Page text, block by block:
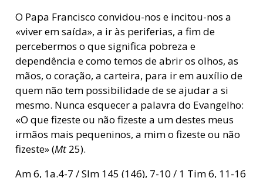
O Papa Francisco convidou-nos e incitou-nos a
«viver em saída», a ir às periferias, a fim de
percebermos o que significa pobreza e
dependência e como temos de abrir os olhos, as
mãos, o coração, a carteira, para ir em auxílio de
quem não tem possibilidade de se ajudar a si
mesmo. Nunca esquecer a palavra do Evangelho:
«O que fizeste ou não fizeste a um destes meus
irmãos mais pequeninos, a mim o fizeste ou não
fizeste» (Mt25).
Am 6, 1a.4-7 / Slm 145 (146), 7-10 / 1 Tim 6, 11-16